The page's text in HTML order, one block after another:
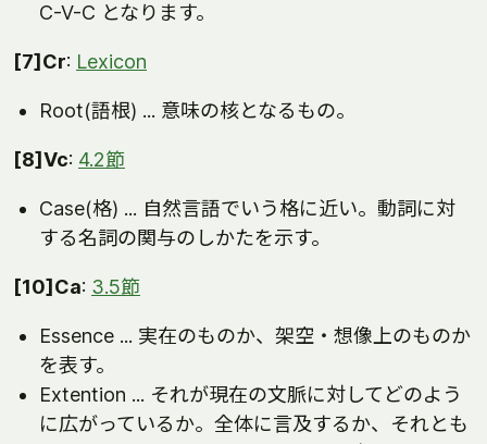
C-V-C となります。
[7]Cr: Lexicon
Root(語根) ... 意味の核となるもの。
[8]Vc: 4.2節
Case(格) ... 自然言語でいう格に近い。動詞に対
する名詞の関与のしかたを示す。
[10]Ca: 3.5節
Essence ... 実在のものか、架空・想像上のものか
を表す。
Extention ... それが現在の文脈に対してどのよう
に広がっているか。全体に言及するか、それとも